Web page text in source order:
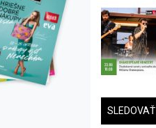
SLEDOVAŤ